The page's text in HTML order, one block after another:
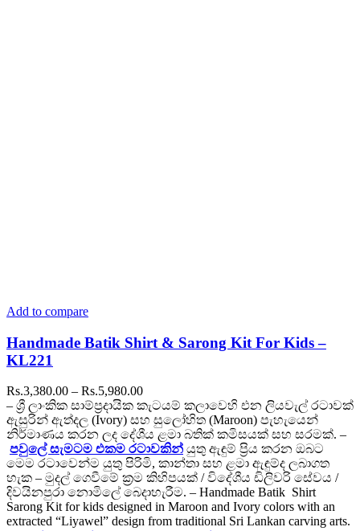
Add to compare
Handmade Batik Shirt & Sarong Kit For Kids –
KL221
Rs.3,380.00 – Rs.5,980.00Price
range:
Rs.3,380.00
through
Rs.5,980.00
– ශ්‍රී ලාංකික සාම්ප්‍රදායික කැටයම් කලාවෙහි එන ලියවැල් රටාවක්
ඇසුරින් ඇත්දල (Ivory) සහ සුලෝහිත (Maroon) පැහැයෙන්
නිර්මාණය කරන ලද දේශීය ළමා බතික් කමිසයක් සහ සරමක්. –
පවුලේ සැමටම එකම රටාවකින් යුතු ඇඳුම් ප්‍රිය කරන ඔබට
මෙම රටාවෙන්ම යුතු පිරිමි, කාන්තා සහ ළමා ඇඳුම්ද ලබාගත
හැක – මුදල් ගෙවීමේ ක්‍රම කිහිපයක් / විදේශීය ඩිලිවරි සේවය /
දිවයිනපුරා නොමිලේ බෙදාහැරීම. – Handmade Batik Shirt
Sarong Kit for kids designed in Maroon and Ivory colors with an
extracted “Liyawel” design from traditional Sri Lankan carving arts.